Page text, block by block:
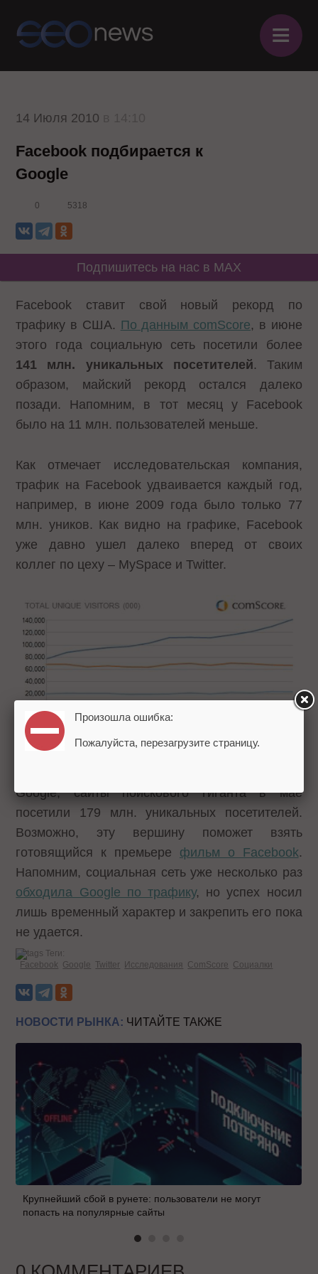
≡
14 Июля 2010
Facebook подбирается к
Google
0 5318
Подпишитесь на нас в MAX
Facebook ставит свой новый рекорд по
трафику в США. По данным comScore, в июне
этого года социальную сеть посетили более
141 млн. уникальных посетителей. Таким
образом, майский рекорд остался далеко
позади. Напомним, в тот месяц у Facebook
было на 11 млн. пользователей меньше.
Как отмечает исследовательская компания,
трафик на Facebook удваивается каждый год,
например, в июне 2009 года было только 77
млн. уников. Как видно на графике, Facebook
уже давно ушел далеко вперед от своих
коллег по цеху – MySpace и Twitter.
Google, сайты поискового гиганта в мае
посетили 179 млн. уникальных посетителей.
Возможно, эту вершину поможет взять
готовящийся к премьере фильм о Facebook.
Напомним, социальная сеть уже несколько раз
обходила Google по трафику, но успех носил
лишь временный характер и закрепить его пока
не удается.
Теги:
Facebook Google Twitter Исследования ComScore Социалки
НОВОСТИ РЫНКА: ЧИТАЙТЕ ТАКЖЕ
Крупнейший сбой в рунете: пользователи не могут
попасть на популярные сайты
Произошла ошибка:
Пожалуйста, перезагрузите страницу.